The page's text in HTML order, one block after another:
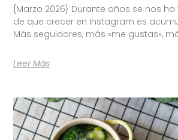
{Marzo 2026} Durante años se nos
de que crecer en Instagram es
Más seguidores, más «me gustas»,
Leer Más